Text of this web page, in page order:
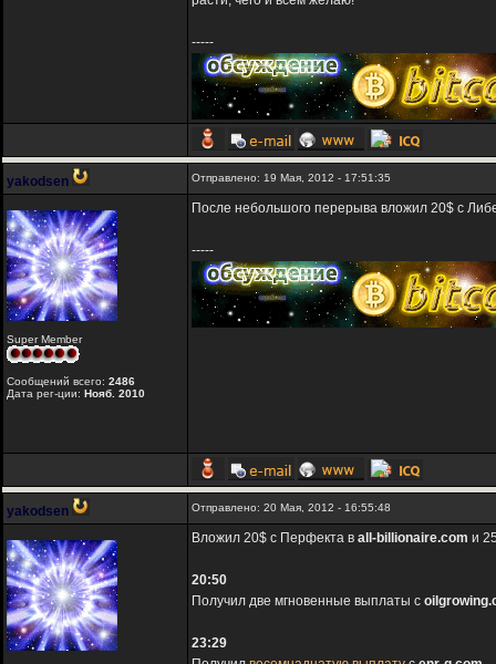
-----
yakodsen Отправлено: 19 Мая, 2012 - 17:51:35
Super Member
Сообщений всего: 2486
Дата рег-ции: Нояб. 2010
После небольшого перерыва вложил 20$ с
-----
yakodsen Отправлено: 20 Мая, 2012 - 16:55:48
Вложил 20$ с Перфекта в all-billionaire.com и
20:50
Получил две мгновенные выплаты с
23:29